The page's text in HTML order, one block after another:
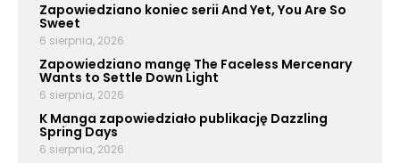
Zapowiedziano koniec serii And Yet, You Are So
Sweet
6 sierpnia, 2026
Zapowiedziano mangę The Faceless Mercenary
Wants to Settle Down Light
6 sierpnia, 2026
K Manga zapowiedziało publikację Dazzling
Spring Days
6 sierpnia, 2026